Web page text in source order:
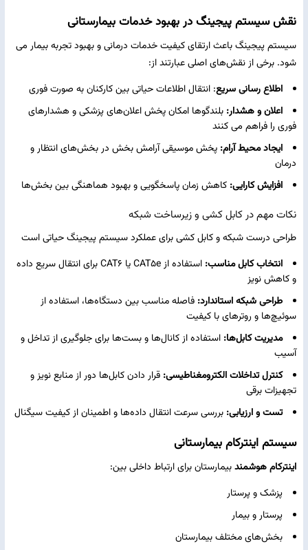
نقش سیستم پیجینگ در بهبود خدمات بیمارستانی
سیستم پیجینگ باعث ارتقای کیفیت خدمات درمانی و بهبود تجربه بیمار می
‌شود. برخی از نقش‌های اصلی عبارتند از:
اطلاع ‌رسانی سریع: انتقال اطلاعات حیاتی بین کارکنان به صورت فوری
اعلان و هشدار: بلندگوها امکان پخش اعلان‌های پزشکی و هشدارهای
فوری را فراهم می‌ کنند
ایجاد محیط آرام: پخش موسیقی آرامش‌ بخش در بخش‌های انتظار و
درمان
افزایش کارایی: کاهش زمان پاسخگویی و بهبود هماهنگی بین بخش‌ها
نکات مهم در کابل ‌کشی و زیرساخت شبکه
طراحی درست شبکه و کابل ‌کشی برای عملکرد سیستم پیجینگ حیاتی است
انتخاب کابل مناسب:
استفاده از CAT5e یا CAT6 برای انتقال سریع داده
و کاهش نویز
طراحی شبکه استاندارد: فاصله مناسب بین دستگاه‌ها، استفاده از
سوئیچ‌ها و روترهای با کیفیت
مدیریت کابل‌ها: استفاده از کانال‌ها و بست‌ها برای جلوگیری از تداخل و
آسیب
کنترل تداخلات الکترومغناطیسی: قرار دادن کابل‌ها دور از منابع نویز و
تجهیزات برقی
تست و ارزیابی: بررسی سرعت انتقال داده‌ها و اطمینان از کیفیت سیگنال
سیستم اینترکام بیمارستانی
اینترکام هوشمندبیمارستان برای ارتباط داخلی بین:
پزشک و پرستار
پرستار و بیمار
بخش‌های مختلف بیمارستان